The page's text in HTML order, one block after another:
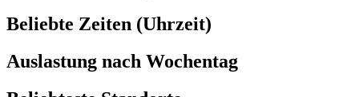
Beliebte Zeiten (Uhrzeit)
Auslastung nach Wochentag